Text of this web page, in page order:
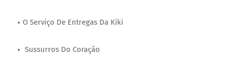
O Serviço De Entregas Da Kiki
Sussurros Do Coração